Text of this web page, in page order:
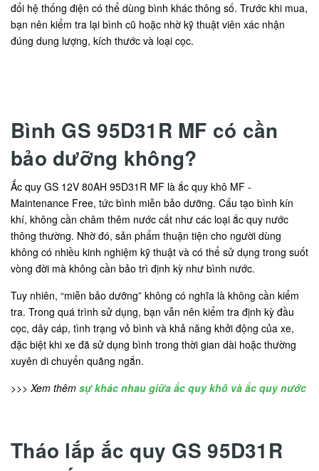
đổi hệ thống điện có thể dùng bình khác thông số. Trước khi mua,
bạn nên kiểm tra lại bình cũ hoặc nhờ kỹ thuật viên xác nhận
đúng dung lượng, kích thước và loại cọc.
Bình GS 95D31R MF có cần
bảo dưỡng không?
Ắc quy GS 12V 80AH 95D31R MF là ắc quy khô MF -
Maintenance Free, tức bình miễn bảo dưỡng. Cấu tạo bình kín
khí, không cần châm thêm nước cất như các loại ắc quy nước
thông thường. Nhờ đó, sản phẩm thuận tiện cho người dùng
không có nhiều kinh nghiệm kỹ thuật và có thể sử dụng trong suốt
vòng đời mà không cần bảo trì định kỳ như bình nước.
Tuy nhiên, “miễn bảo dưỡng” không có nghĩa là không cần kiểm
tra. Trong quá trình sử dụng, bạn vẫn nên kiểm tra định kỳ đầu
cọc, dây cáp, tình trạng vỏ bình và khả năng khởi động của xe,
đặc biệt khi xe đã sử dụng bình trong thời gian dài hoặc thường
xuyên di chuyển quãng ngắn.
>>> Xem thêm sự khác nhau giữa ắc quy khô và ắc quy nước
Tháo lắp ắc quy GS 95D31R